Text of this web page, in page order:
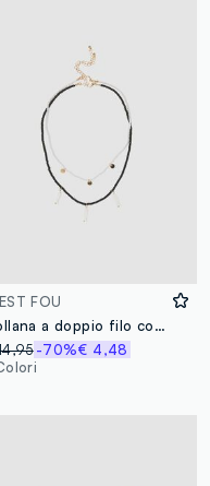
FOU
Collana a doppio filo con perline in perline e charms
-70%€ 4,48